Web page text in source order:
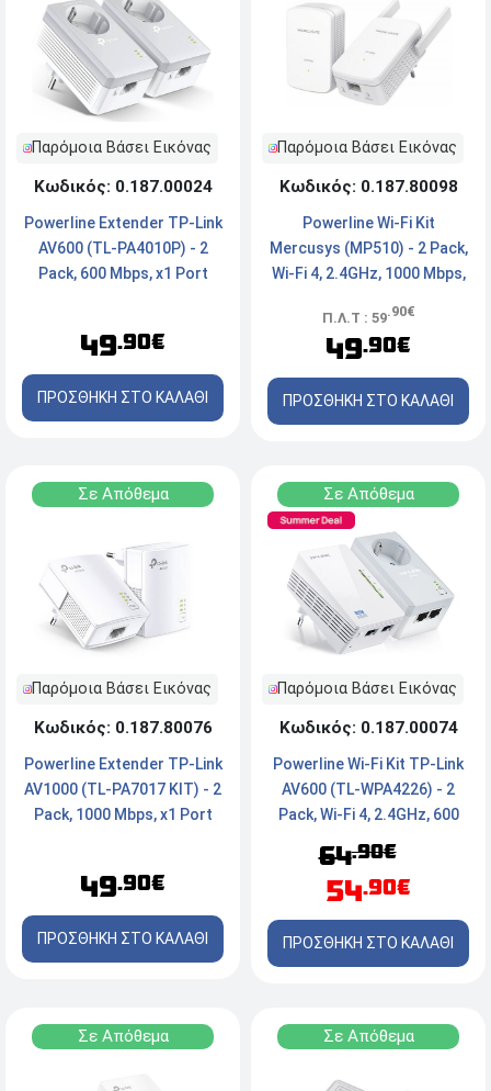
Παρόμοια Βάσει Εικόνας
Κωδικός: 0.187.00024
Powerline Extender TP-Link
AV600 (TL-PA4010P) - 2
Pack, 600 Mbps, x1 Port
49.90€
ΠΡΟΣΘΗΚΗ ΣΤΟ ΚΑΛΑΘΙ
Παρόμοια Βάσει Εικόνας
Κωδικός: 0.187.80098
Powerline Wi-Fi Kit
Mercusys (MP510) - 2 Pack,
Wi-Fi 4, 2.4GHz, 1000 Mbps,
Π.Λ.Τ : 59.90€
49.90€
ΠΡΟΣΘΗΚΗ ΣΤΟ ΚΑΛΑΘΙ
Σε Απόθεμα
Παρόμοια Βάσει Εικόνας
Κωδικός: 0.187.80076
Powerline Extender TP-Link
AV1000 (TL-PA7017 KIT) - 2
Pack, 1000 Mbps, x1 Port
49.90€
ΠΡΟΣΘΗΚΗ ΣΤΟ ΚΑΛΑΘΙ
Σε Απόθεμα
Παρόμοια Βάσει Εικόνας
Κωδικός: 0.187.00074
Powerline Wi-Fi Kit TP-Link
AV600 (TL-WPA4226) - 2
Pack, Wi-Fi 4, 2.4GHz, 600
64.90€
54.90€
ΠΡΟΣΘΗΚΗ ΣΤΟ ΚΑΛΑΘΙ
Σε Απόθεμα Σε Απόθεμα